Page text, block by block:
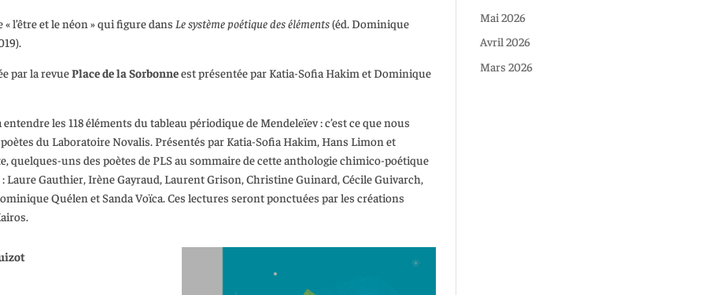
l’être et le néon » qui figure dans Le système poétique des éléments(éd. Dominique
par la revuePlace de la Sorbonneest présentée par Katia-Sofia Hakim et Dominique
les 118 éléments du tableau périodique de Mendeleïev : c’est ce que nous
du Laboratoire Novalis. Présentés par Katia-Sofia Hakim, Hans Limon et
quelques-uns des poètes de PLS au sommaire de cette anthologie chimico-poétique
Laure Gauthier, Irène Gayraud, Laurent Grison, Christine Guinard, Cécile Guivarch,
Quélen et Sanda Voïca. Ces lectures seront ponctuées par les créations
Mai 2026
Avril 2026
Mars 2026